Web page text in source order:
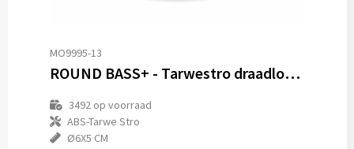
MO9995-13
ROUND BASS+ - Tarwestro draadloze speaker
3492op voorraad
ABS-Tarwe Stro
Ø6X5 CM